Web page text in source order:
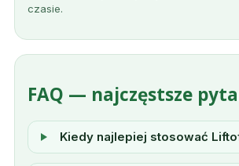
czasie.
FAQ — najczęstsze
Kiedy najlepiej stosować